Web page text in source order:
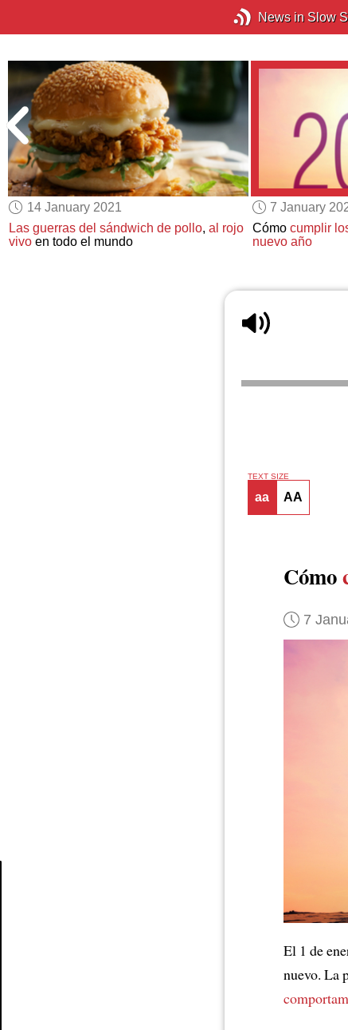
News in Slow
14 January 2021
Las guerras del sándwich de pollo,al rojo
vivo en todo el mundo
7 January
Cómo cumplir
nuevo año
TEXT SIZE
aa AA
Cómo
7
El 1 de
nuevo. La